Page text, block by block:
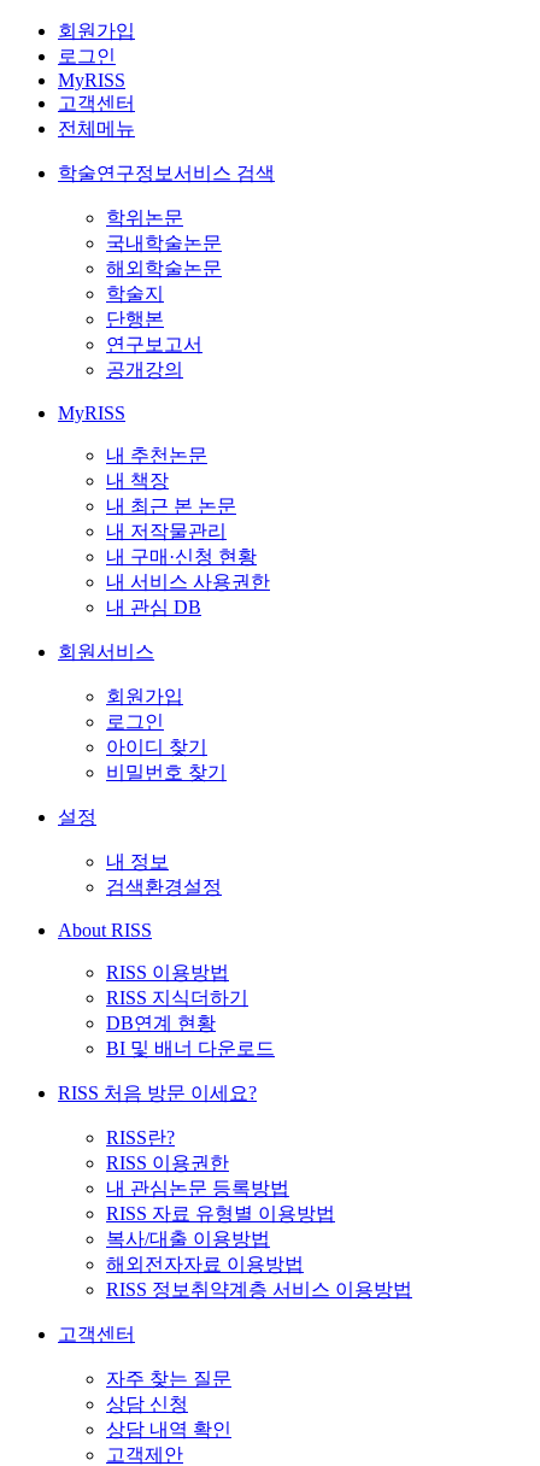
회원가입
로그인
MyRISS
고객센터
전체메뉴
학술연구정보서비스 검색
학위논문
국내학술논문
해외학술논문
학술지
단행본
연구보고서
공개강의
MyRISS
내 추천논문
내 책장
내 최근 본 논문
내 저작물관리
내 구매·신청 현황
내 서비스 사용권한
내 관심 DB
회원서비스
회원가입
로그인
아이디 찾기
비밀번호 찾기
설정
내 정보
검색환경설정
About RISS
RISS 이용방법
RISS 지식더하기
DB연계 현황
BI 및 배너 다운로드
RISS 처음 방문 이세요?
RISS란?
RISS 이용권한
내 관심논문 등록방법
RISS 자료 유형별 이용방법
복사/대출 이용방법
해외전자자료 이용방법
RISS 정보취약계층 서비스 이용방법
고객센터
자주 찾는 질문
상담 신청
상담 내역 확인
고객제안